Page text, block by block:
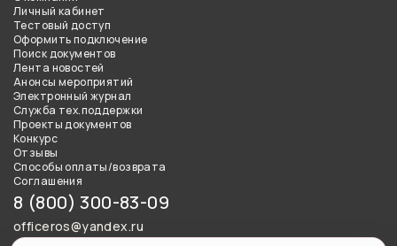
Личный кабинет
Тестовый доступ
Оформить подключение
Поиск документов
Лента новостей
Анонсы мероприятий
Электронный журнал
Служба тех.поддержки
Проекты документов
Конкурс
Отзывы
Способы оплаты/возврата
Соглашения
8 (800) 300-83-09
officeros@yandex.ru